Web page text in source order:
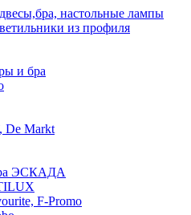
настольные лампы
из профиля
и бра
De Markt
ЭСКАДА
F-Promo